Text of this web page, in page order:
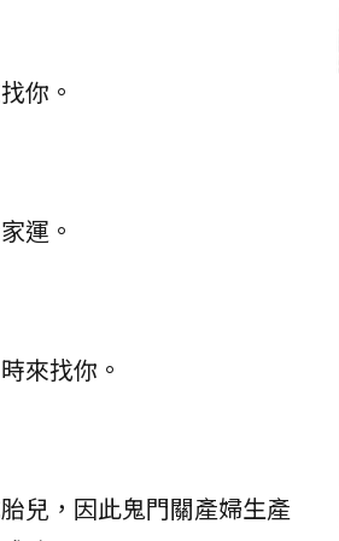
你。
運。
來找你。
兒，因此鬼門關產婦生產